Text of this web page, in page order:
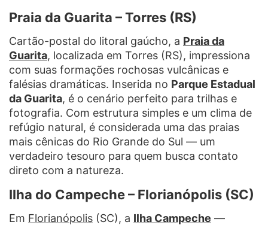
Praia da Guarita – Torres (RS)
Cartão-postal do litoral gaúcho, a Praia da
Guarita, localizada em Torres (RS), impressiona
com suas formações rochosas vulcânicas e
falésias dramáticas. Inserida no Parque Estadual
da Guarita, é o cenário perfeito para trilhas e
fotografia. Com estrutura simples e um clima de
refúgio natural, é considerada uma das praias
mais cênicas do Rio Grande do Sul — um
verdadeiro tesouro para quem busca contato
direto com a natureza.
Ilha do Campeche – Florianópolis (SC)
Em Florianópolis (SC), a Ilha Campeche —